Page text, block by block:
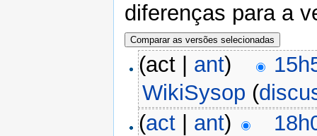
diferenças para a
(act | ant)
WikiSysop (
(act ant)